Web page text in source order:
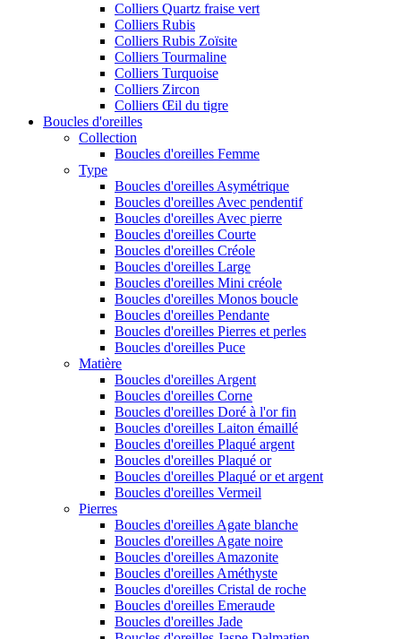
Colliers Quartz fraise vert
Colliers Rubis
Colliers Rubis Zoïsite
Colliers Tourmaline
Colliers Turquoise
Colliers Zircon
Colliers Œil du tigre
Boucles d'oreilles
Collection
Boucles d'oreilles Femme
Type
Boucles d'oreilles Asymétrique
Boucles d'oreilles Avec pendentif
Boucles d'oreilles Avec pierre
Boucles d'oreilles Courte
Boucles d'oreilles Créole
Boucles d'oreilles Large
Boucles d'oreilles Mini créole
Boucles d'oreilles Monos boucle
Boucles d'oreilles Pendante
Boucles d'oreilles Pierres et perles
Boucles d'oreilles Puce
Matière
Boucles d'oreilles Argent
Boucles d'oreilles Corne
Boucles d'oreilles Doré à l'or fin
Boucles d'oreilles Laiton émaillé
Boucles d'oreilles Plaqué argent
Boucles d'oreilles Plaqué or
Boucles d'oreilles Plaqué or et argent
Boucles d'oreilles Vermeil
Pierres
Boucles d'oreilles Agate blanche
Boucles d'oreilles Agate noire
Boucles d'oreilles Amazonite
Boucles d'oreilles Améthyste
Boucles d'oreilles Cristal de roche
Boucles d'oreilles Emeraude
Boucles d'oreilles Jade